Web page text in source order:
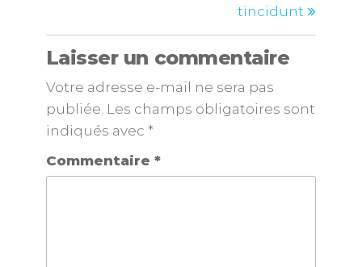
tincidunt
Laisser un commentaire
Votre adresse e-mail ne sera pas
publiée. Les champs obligatoires sont
indiqués avec *
Commentaire *